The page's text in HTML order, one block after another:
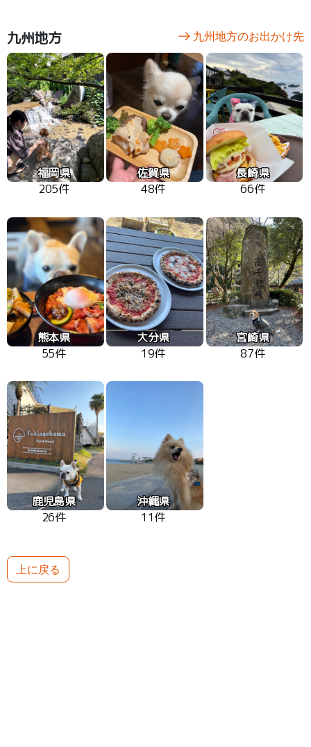
九州地方 九州地方のお出かけ先
福岡県
205件
佐賀県
48件
長崎県
66件
熊本県
55件
大分県
19件
宮崎県
87件
鹿児島県
26件
沖縄県
11件
上に戻る